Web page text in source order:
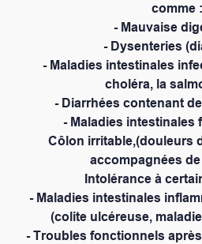
comme :
- Mauvaise
- Dysenteries
- Maladies intestinales
choléra, la
- Diarrhées contenant
- Maladies intestinales
Côlon irritable,(douleurs
accompagnées
Intolérance à
- Maladies intestinales
(colite ulcéreuse,
- Troubles fonctionnels